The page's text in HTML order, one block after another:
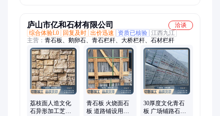
庐山市亿和石材有限公司
洽谈
综合体验L0
回复及时 出价迅速 资质已核验 江西九江
主营： 青石板、鹅卵石、青石栏杆、大桥栏杆、石材栏杆
荔枝面人造文化
石异形加工芝麻
青石板 火烧面石
板 道路铺设用防
30厚度文化青石
板 广场铺路石材